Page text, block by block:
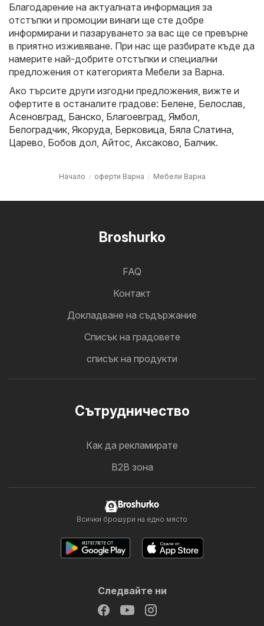
Благодарение на актуалната информация за
отстъпки и промоции винаги ще сте добре
информирани и пазаруването за вас ще се превърне
в приятно изживяване. При нас ще разбирате къде да
намерите най-добрите отстъпки и специални
предложения от категорията Мебели за Варна.
Ако търсите други изгодни предложения, вижте и
офертите в останалите градове: Белене Белослав
Асеновград Банско Благоевград Ямбол
Белоградчик Якоруда Берковица Бяла Слатина
Царево Бобов дол Айтос Аксаково Балчик.
Начало оферти Варна Мебели Варна
Broshurko
FAQ
Контакт
Докладване на съдържание
Cписък на градовете
списък на продукти
Cътрудничество
Как да рекламирате
B2B зона
Broshurko
Всички брошури на едно място
Следвайте ни